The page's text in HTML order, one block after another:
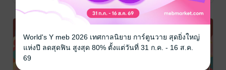
World's Y meb 2026 เทศกาลนิยาย การ์ตูนวาย สุดยิ่งใหญ่
แห่งปี ลดสุดฟิน สูงสุด 80% ตั้งแต่วันที่ 31 ก.ค. - 16 ส.ค.
69